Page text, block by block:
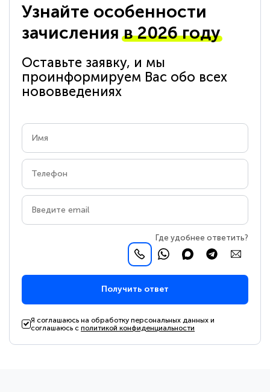
Узнайте особенности
зачисленияв 2026 году
Оставьте заявку, и мы
проинформируем Вас обо всех
нововведениях
Где удобнее ответить?
Получить ответ
Я соглашаюсь на обработку персональных данных и
соглашаюсь сполитикой конфиденциальности